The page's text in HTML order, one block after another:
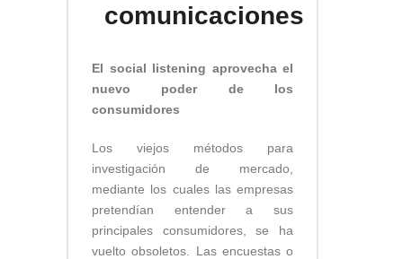
comunicaciones
El social listening aprovecha el
nuevo poder de los
consumidores
Los viejos métodos para
investigación de mercado,
mediante los cuales las empresas
pretendían entender a sus
principales consumidores, se ha
vuelto obsoletos. Las encuestas o